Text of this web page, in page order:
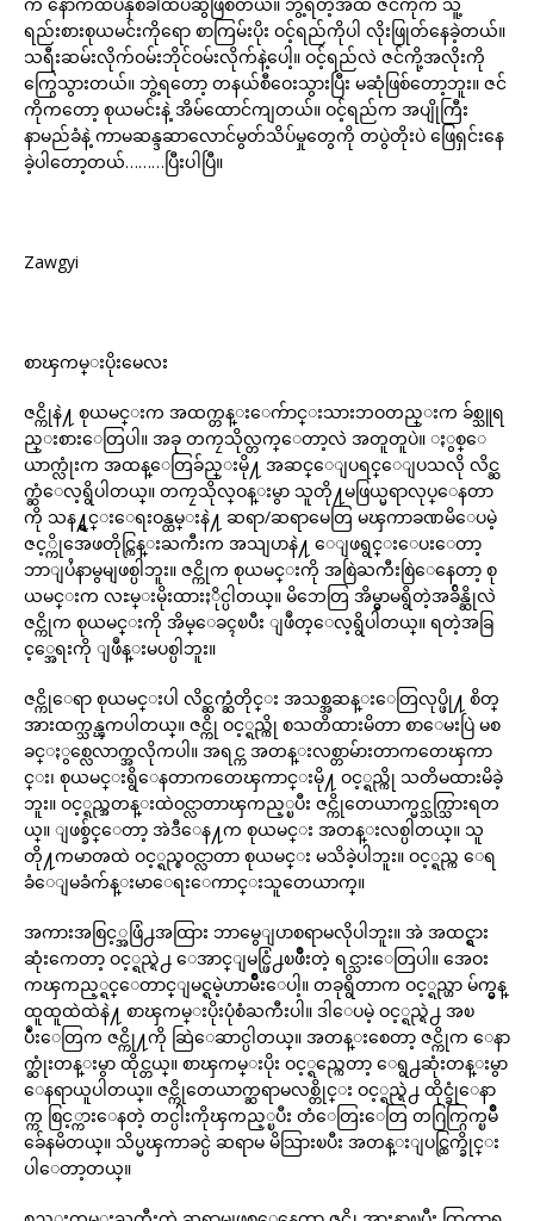
ရည်းစားစုယမင်းကိုရော စာကြမ်းပိုး ဝင့်ရည်ကိုပါ လိုးဖြုတ်နေခဲ့တယ်။
သရီးဆမ်းလိုက်ဝမ်းဘိုင်ဝမ်းလိုက်နဲ့ပေါ့။ ဝင့်ရည်လဲ ဇင်ကို့အလိုးကို
ကြွေသွားတယ်။ ဘွဲ့ရတော့ တနယ်စီဝေးသွားပြီး မဆုံဖြစ်တော့ဘူး။ ဇင်
ကိုကတော့ စုယမင်းနဲ့ အိမ်ထောင်ကျတယ်။ ဝင့်ရည်က အပျိုကြီး
နာမည်ခံနဲ့ ကာမဆန္ဒဆာလောင်မွတ်သိပ်မှုတွေကို တပွဲတိုးပဲ ဖြေရှင်းနေ
ခဲ့ပါတော့တယ်………ပြီးပါပြီ။
Zawgyi
စာၾကမ္းပိုးမေလး
ဇင္ကိုနဲ႔ စုယမင္းက အထက္တန္းေက်ာင္းသားဘဝတည္းက ခ်စ္သူရ
ည္းစားေတြပါ။ အခု တကၠသိုလ္တက္ေတာ့လဲ အတူတူပဲ။ ႏွစ္ေ
ယာက္လုံးက အထန္ေတြခ်ည္းမို႔ အဆင္ေျပရင္ေျပသလို လိင္ဆ
က္ဆံေလ့ရွိပါတယ္။ တကၠသိုလ္ဝန္းမွာ သူတို႔မဖြယ္မရာလုပ္ေနတာ
ကို သန႔္ရွင္းေရးဝန္ထမ္းနဲ႔ ဆရာ/ဆရာမေတြ မၾကာခဏမိေပမဲ့
ဇင့္ကိုအေဖတိုင္ကြန္းႀကီးက အသျပာနဲ႔ ေျဖရွင္းေပးေတာ့
ဘာျပႆနာမွမျဖစ္ပါဘူး။ ဇင္ကိုက စုယမင္းကို အစြဲႀကီးစြဲေနေတာ့ စု
ယမင္းက လႊမ္းမိုးထားႏိုင္ပါတယ္။ မိဘေတြ အိမ္မွာမရွိတဲ့အခ်ိန္ဆိုလဲ
ဇင္ကိုက စုယမင္းကို အိမ္ေခၚၿပီး ျဖဳတ္ေလ့ရွိပါတယ္။ ရတဲ့အခြ
င့္အေရးကို ျဖဳန္းမပစ္ပါဘူး။
ဇင္ကိုေရာ စုယမင္းပါ လိင္ဆက္ဆံတိုင္း အသစ္အဆန္းေတြလုပ္ဖို႔ စိတ္
အားထက္သန္ၾကပါတယ္။ ဇင္ကို ဝင့္ရည္ကို စသတိထားမိတာ စာေမးပြဲ မစ
ခင္ႏွစ္လေလာက္အလိုကပါ။ အရင္က အတန္းလစ္တာမ်ားတာကတေၾကာ
င္း၊ စုယမင္းရွိေနတာကတေၾကာင္းမို႔ ဝင့္ရည္ကို သတိမထားမိခဲ့
ဘူး။ ဝင့္ရည္အတန္းထဲဝင္လာတာၾကည့္ၿပီး ဇင္ကိုတေယာက္မင္သက္သြားရတ
ယ္။ ျဖစ္ခ်င္ေတာ့ အဲဒီေန႔က စုယမင္း အတန္းလစ္ပါတယ္။ သူ
တို႔ကမာၻထဲ ဝင့္ရည္စဝင္လာတာ စုယမင္း မသိခဲ့ပါဘူး။ ဝင့္ရည္က ေရ
ခံေျမခံက်န္းမာေရးေကာင္းသူတေယာက္။
အကားအစြင့္အဖြံ႕အထြား ဘာမွေျပာစရာမလိုပါဘူး။ အဲ အထင္ရွား
ဆုံးကေတာ့ ဝင့္ရည္ရဲ႕ ေအာင္ျမင္ဖြံ႕ၿဖိဳးတဲ့ ရင္သားေတြပါ။ အေဝး
ကၾကည့္ရင္ေတာင္ျမင္ရမဲ့ဟာမ်ိဳးေပါ့။ တခုရွိတာက ဝင့္ရည္ဟာ မ်က္မွန္
ထူထူထဲထဲနဲ႔ စာၾကမ္းပိုးပုံစံႀကီးပါ။ ဒါေပမဲ့ ဝင့္ရည္ရဲ႕ အၿ
ပဳံးေတြက ဇင္ကို႔ကို ဆြဲေဆာင္ပါတယ္။ အတန္းစေတာ့ ဇင္ကိုက ေနာ
က္ဆုံးတန္းမွာ ထိုင္တယ္။ စာၾကမ္းပိုး ဝင့္ရည္ကေတာ့ ေရွ႕ဆုံးတန္းမွာ
ေနရာယူပါတယ္။ ဇင္ကိုတေယာက္ဆရာမလစ္တိုင္း ဝင့္ရည္ရဲ႕ ထိုင္ခုံေနာ
က္က စြင့္ကားေနတဲ့ တင္ပါးကိုၾကည့္ၿပီး တံေတြးေတြ တဂြက္ဂြက္ၿမိဳ
ခ်ေနမိတယ္။ သိပ္မၾကာခင္ပဲ ဆရာမ မိသြားၿပီး အတန္းျပင္ထြက္ခိုင္း
ပါေတာ့တယ္။